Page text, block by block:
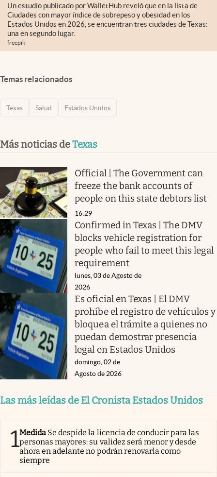
Un estudio publicado por WalletHub reveló que en la lista de
Ciudades con mayor índice de sobrepeso y obesidad en los
Estados Unidos en 2026, se encuentran tres ciudades de Texas:
una en segundo lugar.
freepik
Temas relacionados
Texas Salud Estados Unidos
Más noticias deTexas
Official | The Government can
freeze the bank accounts of
people on this state debtors list
16:29
Confirmed in Texas | The DMV
blocks vehicle registration for
people who fail to meet this legal
requirement
lunes, 03 de Agosto de
2026
Es oficial en Texas | El DMV
prohíbe el registro de vehículos y
bloquea el trámite a quienes no
puedan demostrar presencia
legal en Estados Unidos
domingo, 02 de
Agosto de 2026
Las más leídas de El Cronista Estados Unidos
1Medida Se despide la licencia de conducir para las
personas mayores: su validez será menor y desde
ahora en adelante no podrán renovarla como
siempre